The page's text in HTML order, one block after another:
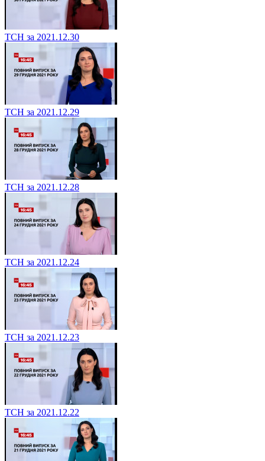
ТСН за 2021.12.30
ТСН за 2021.12.29
ТСН за 2021.12.28
ТСН за 2021.12.24
ТСН за 2021.12.23
ТСН за 2021.12.22